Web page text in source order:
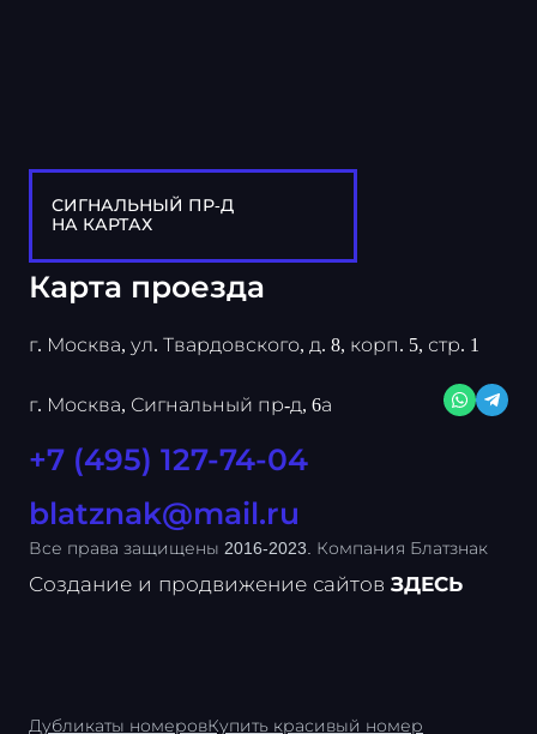
СИГНАЛЬНЫЙ ПР-Д
НА КАРТАХ
Карта проезда
г. Москва, ул. Твардовского, д. 8, корп. 5, стр. 1
г. Москва, Сигнальный пр-д, 6а
+7 (495) 127-74-04
blatznak@mail.ru
Все права защищены 2016-2023. Компания Блатзнак
Создание и продвижение сайтов ЗДЕСЬ
Дубликаты номеровКупить красивый номер